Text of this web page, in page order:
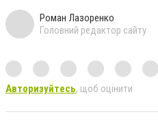
Роман Лазоренко
Головний редактор сайту
Авторизуйтесь, щоб оцінити